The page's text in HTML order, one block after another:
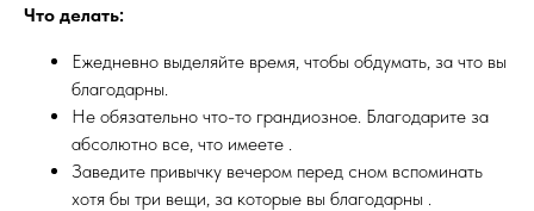
Что делать:
Ежедневно выделяйте время, чтобы обдумать, за что вы
благодарны.
Не обязательно что-то грандиозное. Благодарите за
абсолютно все, что имеете .
Заведите привычку вечером перед сном вспоминать
хотя бы три вещи, за которые вы благодарны .